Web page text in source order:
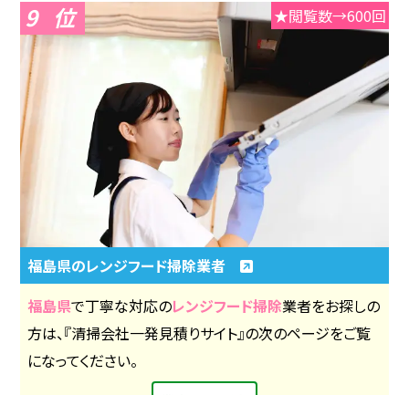
9 ★閲覧数→600回
福島県のレンジフード掃除業者
福島県で丁寧な対応のレンジフード掃除業者をお探しの
方は、『清掃会社一発見積りサイト』の次のページをご覧
になってください。